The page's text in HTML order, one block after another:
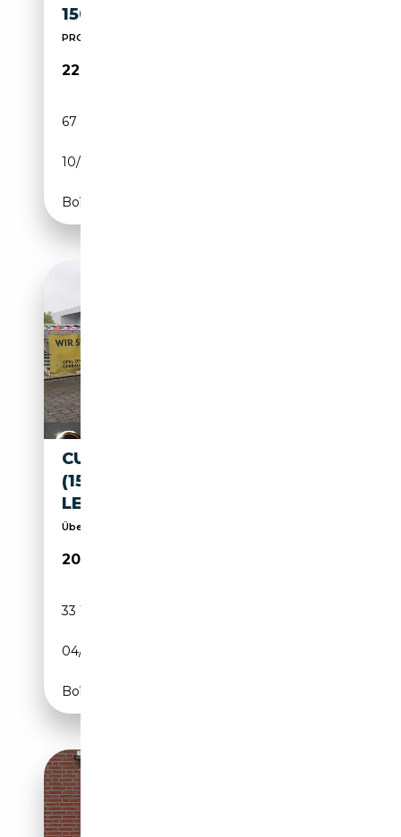
150CV
PRONTA CONSEGNA! PREZZO PROMO
22 900€
67 000 km
10/2022
Boîte manuelle
CUPRA FORMENTOR 110 KW
(150 PS) DIGITALES COCKPIT
LED SPERRDIFF. A
Über 500 Neu-Jung-und Gebrauchtwagen vorrätig!
20 950€
33 185 km
04/2024
Boîte manuelle